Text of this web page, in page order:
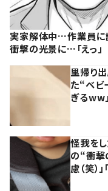
実家解体中…作業員に
衝撃の光景に…「えっ」
里帰り
た“ベビ
ぎるww
怪我を
の“衝
慮（笑）